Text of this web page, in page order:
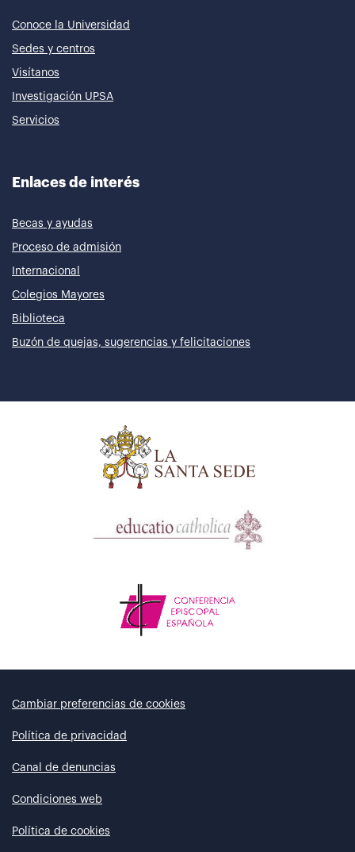
Conoce la Universidad
Sedes y centros
Visítanos
Investigación UPSA
Servicios
Enlaces de interés
Becas y ayudas
Proceso de admisión
Internacional
Colegios Mayores
Biblioteca
Buzón de quejas, sugerencias y felicitaciones
Cambiar preferencias de cookies
Política de privacidad
Canal de denuncias
Condiciones web
Política de cookies